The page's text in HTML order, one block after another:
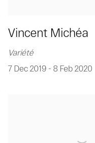
Vincent Michéa
Variété
7 Dec 2019 - 8 Feb 2020